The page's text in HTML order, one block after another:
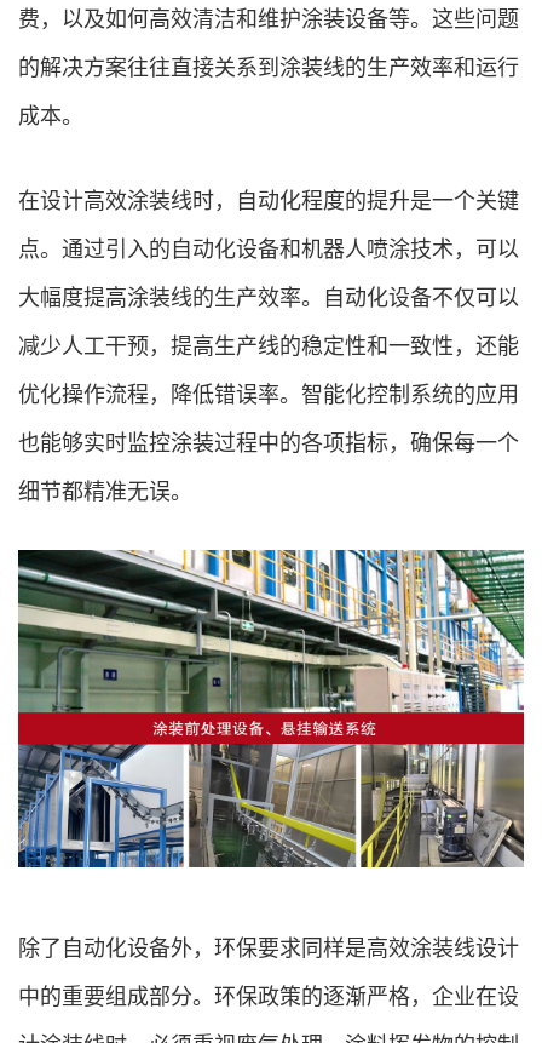
费，以及如何高效清洁和维护涂装设备等。这些问题
的解决方案往往直接关系到涂装线的生产效率和运行
成本。
在设计高效涂装线时，自动化程度的提升是一个关键
点。通过引入的自动化设备和机器人喷涂技术，可以
大幅度提高涂装线的生产效率。自动化设备不仅可以
减少人工干预，提高生产线的稳定性和一致性，还能
优化操作流程，降低错误率。智能化控制系统的应用
也能够实时监控涂装过程中的各项指标，确保每一个
细节都精准无误。
除了自动化设备外，环保要求同样是高效涂装线设计
中的重要组成部分。环保政策的逐渐严格，企业在设